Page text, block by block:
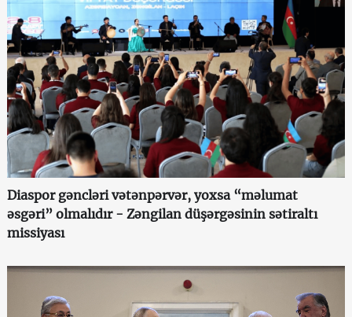
Diaspor gəncləri vətənpərvər, yoxsa “məlumat
əsgəri” olmalıdır - Zəngilan düşərgəsinin sətiraltı
missiyası